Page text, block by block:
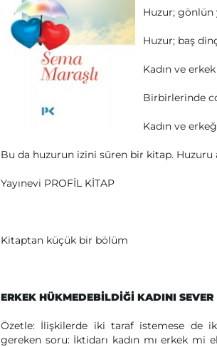
Huzur; gönlün
Huzur; baş
Kadın ve
Birbirlerinde
Kadın ve
Bu da huzurun izini süren bir kitap. Huzuru
Yayınevi PROFİL KİTAP
Kitaptan küçük bir bölüm
ERKEK HÜKMEDEBİLDİĞİ KADINI SEVER
Özetle: İlişkilerde iki taraf istemese de
gereken soru: İktidarı kadın mı erkek